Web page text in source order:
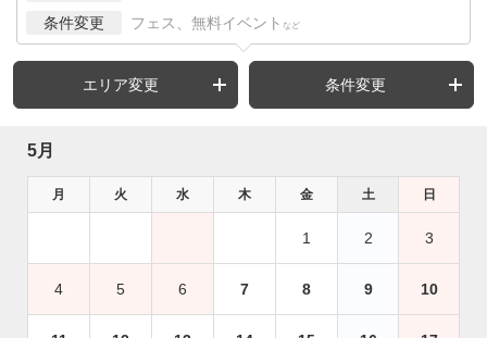
条件変更 フェス、無料イベント など
エリア変更 条件変更
5月
月 火 水 木 金 土 日
1 2 3
4 5 6 7 8 9 10